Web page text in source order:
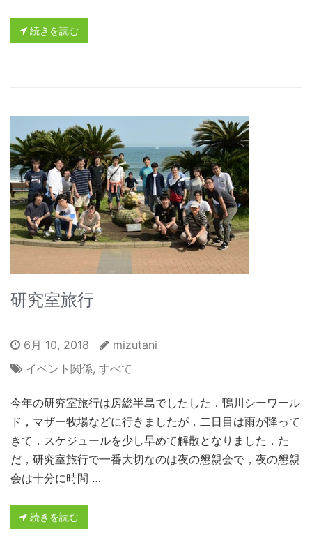
続きを読む
研究室旅行
6月 10, 2018
mizutani
イベント関係, すべて
今年の研究室旅行は房総半島でしたした．鴨川シーワール
ド，マザー牧場などに行きましたが，二日目は雨が降って
きて，スケジュールを少し早めて解散となりました．た
だ，研究室旅行で一番大切なのは夜の懇親会で，夜の懇親
会は十分に時間 …
続きを読む